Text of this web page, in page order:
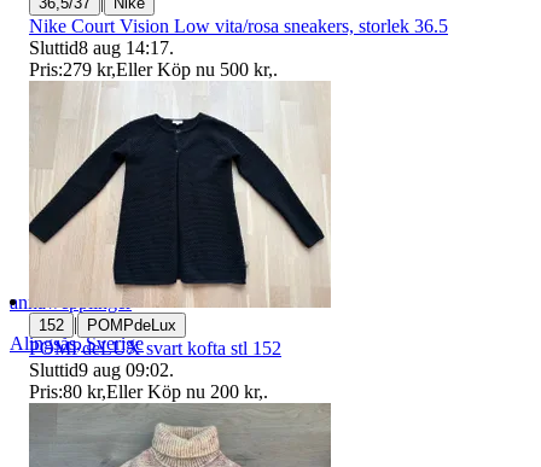
annawepplinger
Alingsås,Sverige
Nike Court Vision Low vita/rosa sneakers, storlek 36.5
Sluttid8 aug 14:17.
Pris:279 kr,Eller Köp nu 500 kr,.
152 | POMPdeLux
POMPdeLUX svart kofta stl 152
Sluttid9 aug 09:02.
Pris:80 kr,Eller Köp nu 200 kr,.